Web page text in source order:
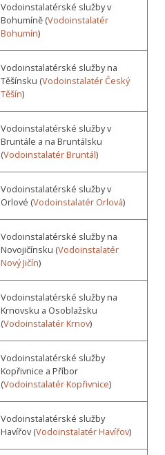
Vodoinstalatérské služby v
Bohumíně (Vodoinstalatér
Bohumín)
Vodoinstalatérské služby na
Těšínsku (Vodoinstalatér Český
Těšín)
Vodoinstalatérské služby v
Bruntále a na Bruntálsku
(Vodoinstalatér Bruntál)
Vodoinstalatérské služby v
Orlové (Vodoinstalatér Orlová)
Vodoinstalatérské služby na
Novojičínsku (Vodoinstalatér
Nový Jičín)
Vodoinstalatérské služby na
Krnovsku a Osoblažsku
(Vodoinstalatér Krnov)
Vodoinstalatérské služby
Kopřivnice a Příbor
(Vodoinstalatér Kopřivnice)
Vodoinstalatérské služby
Havířov (Vodoinstalatér Havířov)